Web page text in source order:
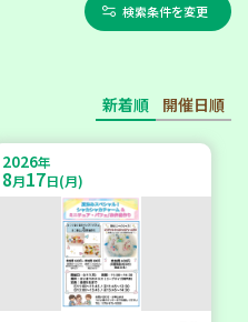
検索条件を変更
新着順 開催日順
2026年
8月17日(月)